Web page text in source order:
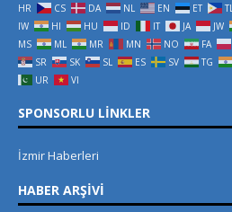
HR
CS DA NL EN ET TL
IW
HI HU ID IT JA JW
MS
ML MR MN NO FA
SR
SK SL ES SV TG
UR
VI
SPONSORLU LINKLER
İzmir Haberleri
HABER ARŞIVI